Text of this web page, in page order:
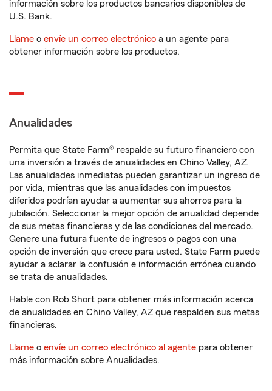
información sobre los productos bancarios disponibles de
U.S. Bank.
Llame o envíe un correo electrónico a un agente para
obtener información sobre los productos.
Anualidades
Permita que State Farm® respalde su futuro financiero con
una inversión a través de anualidades en Chino Valley, AZ.
Las anualidades inmediatas pueden garantizar un ingreso de
por vida, mientras que las anualidades con impuestos
diferidos podrían ayudar a aumentar sus ahorros para la
jubilación. Seleccionar la mejor opción de anualidad depende
de sus metas financieras y de las condiciones del mercado.
Genere una futura fuente de ingresos o pagos con una
opción de inversión que crece para usted. State Farm puede
ayudar a aclarar la confusión e información errónea cuando
se trata de anualidades.
Hable con Rob Short para obtener más información acerca
de anualidades en Chino Valley, AZ que respalden sus metas
financieras.
Llame o envíe un correo electrónico al agente para obtener
más información sobre Anualidades.